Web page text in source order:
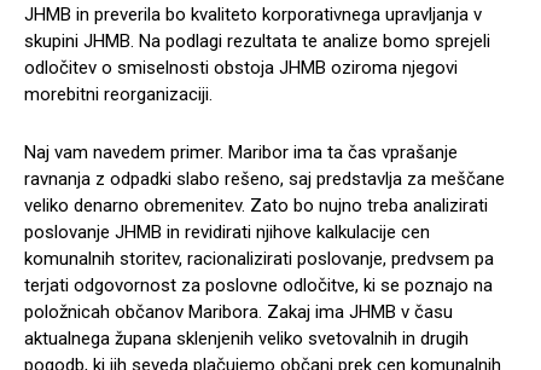
JHMB in preverila bo kvaliteto korporativnega upravljanja v
skupini JHMB. Na podlagi rezultata te analize bomo sprejeli
odločitev o smiselnosti obstoja JHMB oziroma njegovi
morebitni reorganizaciji.
Naj vam navedem primer. Maribor ima ta čas vprašanje
ravnanja z odpadki slabo rešeno, saj predstavlja za meščane
veliko denarno obremenitev. Zato bo nujno treba analizirati
poslovanje JHMB in revidirati njihove kalkulacije cen
komunalnih storitev, racionalizirati poslovanje, predvsem pa
terjati odgovornost za poslovne odločitve, ki se poznajo na
položnicah občanov Maribora. Zakaj ima JHMB v času
aktualnega župana sklenjenih veliko svetovalnih in drugih
pogodb, ki jih seveda plačujemo občani prek cen komunalnih